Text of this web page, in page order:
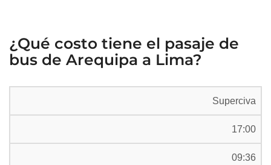
¿Qué costo tiene el pasaje de
bus de Arequipa a Lima?
Superciva
17:00
09:36